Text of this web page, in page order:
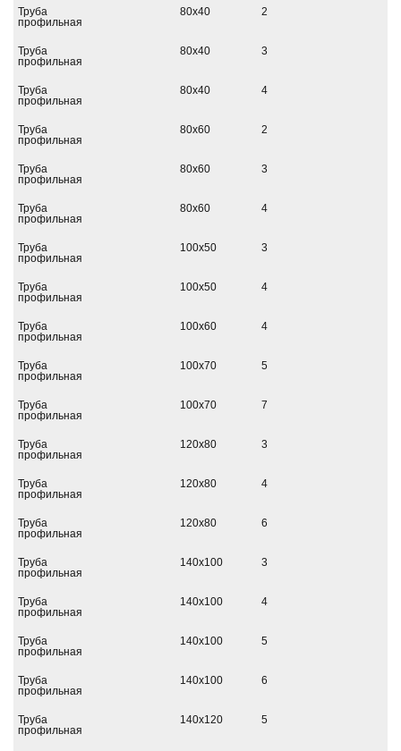
Труба
профильная
80х40 2
Труба
профильная
80х40 3
Труба
профильная
80х40 4
Труба
профильная
80х60 2
Труба
профильная
80х60 3
Труба
профильная
80х60 4
Труба
профильная
100х50 3
Труба
профильная
100х50 4
Труба
профильная
100х60 4
Труба
профильная
100х70 5
Труба
профильная
100х70 7
Труба
профильная
120х80 3
Труба
профильная
120х80 4
Труба
профильная
120х80 6
Труба
профильная
140х100 3
Труба
профильная
140х100 4
Труба
профильная
140х100 5
Труба
профильная
140х100 6
Труба
профильная
140х120 5